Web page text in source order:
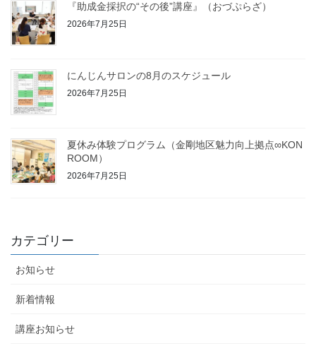
『助成金採択の“その後”講座』（おづぷらざ）
2026年7月25日
にんじんサロンの8月のスケジュール
2026年7月25日
夏休み体験プログラム（金剛地区魅力向上拠点∞KON
ROOM）
2026年7月25日
カテゴリー
お知らせ
新着情報
講座お知らせ